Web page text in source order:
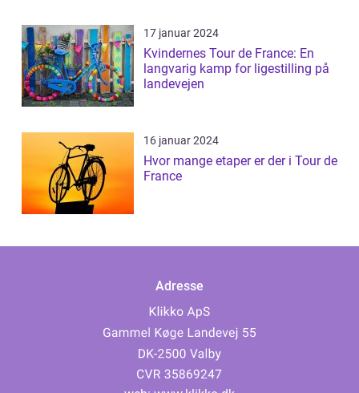
17 januar 2024
Kvindernes Tour de France: En
langvarig kamp for ligestilling på
landevejen
16 januar 2024
Hvor mange etaper er der i Tour de
France
Adresse